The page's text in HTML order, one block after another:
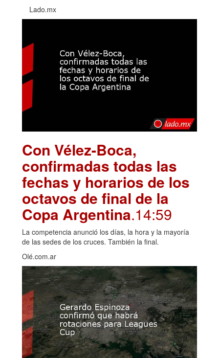
Lado.mx
Con Vélez-Boca,
confirmadas todas las
fechas y horarios de los
octavos de final de la
Copa Argentina.14:59
La competencia anunció los días, la hora y la mayoría
de las sedes de los cruces. También la final.
Olé.com.ar